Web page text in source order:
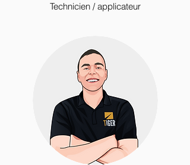
Technicien / applicateur